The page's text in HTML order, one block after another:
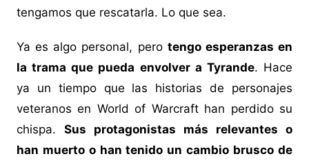
tengamos que rescatarla. Lo que sea.
Ya es algo personal, pero tengo esperanzas en
la trama que pueda envolver a Tyrande. Hace
ya un tiempo que las historias de personajes
veteranos en World of Warcraft han perdido su
chispa. Sus protagonistas más relevantes o
han muerto o han tenido un cambio brusco de